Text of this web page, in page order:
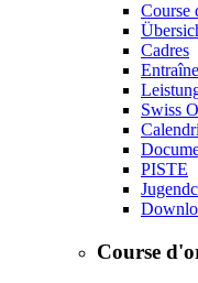
Course
Cadres
Swiss
PISTE
Course